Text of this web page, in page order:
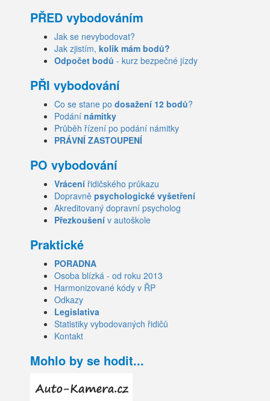
PŘED vybodováním
Jak se nevybodovat?
Jak zjistím, kolik mám bodů?
Odpočet bodů - kurz bezpečné jízdy
PŘI vybodování
Co se stane po dosažení 12 bodů?
Podání námitky
Průběh řízení po podání námitky
PRÁVNÍ ZASTOUPENÍ
PO vybodování
Vrácení řidičského průkazu
Dopravně psychologické vyšetření
Akreditovaný dopravní psycholog
Přezkoušení v autoškole
Praktické
PORADNA
Osoba blízká - od roku 2013
Harmonizované kódy v ŘP
Odkazy
Legislativa
Statistiky vybodovaných řidičů
Kontakt
Mohlo by se hodit...